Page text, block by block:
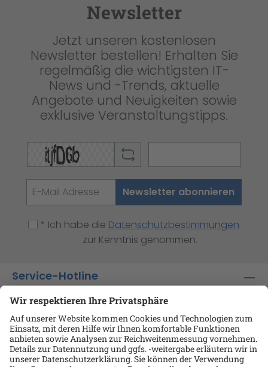
Newsletter
Jetzt unseren kostenlosen
Newsletter bestellen! Erhalten Sie
regelmäßig die wichtigsten IT-
News und -Trends, aktuelle
Angebote und Neuigkeiten sowie
exklusive Veranstaltungstipps.
Newsletter abonnieren
* Ich habe die Datenschutzbestimmungen
zur Kenntnis genommen.
Service-Hotline
Shop-Service
Informationen